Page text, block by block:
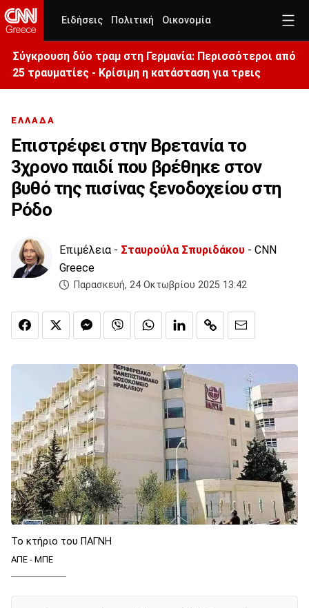
Ειδήσεις Πολιτική Οικονομία
Σύγκρουση δύο τραμ στη Γερμανία: Περισσότεροι από
25 τραυματίες - Κρίσιμη η κατάσταση για τρεις
ΕΛΛΑΔΑ
Επιστρέφει στην Βρετανία το
3χρονο παιδί που βρέθηκε στον
βυθό της πισίνας ξενοδοχείου στη
Ρόδο
Επιμέλεια - Σταυρούλα Σπυριδάκου - CNN
Greece
Παρασκευή, 24 Οκτωβρίου 2025 13:42
Το κτήριο του ΠΑΓΝΗ
ΑΠΕ - ΜΠΕ